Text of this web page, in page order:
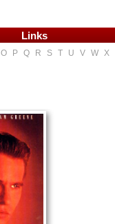
Links
O P Q R S T U V W X